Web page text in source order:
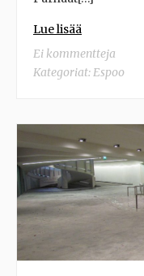
Lue lisää
Ei kommentteja
Kategoriat:Espoo